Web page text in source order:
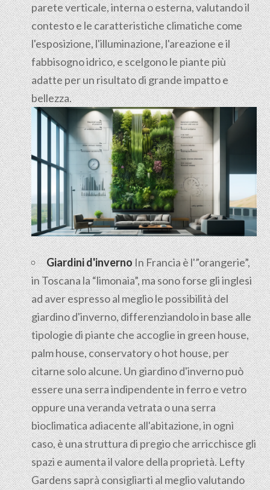
parete verticale, interna o esterna, valutando il
contesto e le caratteristiche climatiche come
l'esposizione, l'illuminazione, l'areazione e il
fabbisogno idrico, e scelgono le piante più
adatte per un risultato di grande impatto e
bellezza.
Giardini d'invernoIn Francia è l'”orangerie”,
in Toscana la “limonaia”, ma sono forse gli inglesi
ad aver espresso al meglio le possibilità del
giardino d'inverno, differenziandolo in base alle
tipologie di piante che accoglie in green house,
palm house, conservatory o hot house, per
citarne solo alcune. Un giardino d'inverno può
essere una serra indipendente in ferro e vetro
oppure una veranda vetrata o una serra
bioclimatica adiacente all'abitazione, in ogni
caso, è una struttura di pregio che arricchisce gli
spazi e aumenta il valore della proprietà. Lefty
Gardens saprà consigliarti al meglio valutando